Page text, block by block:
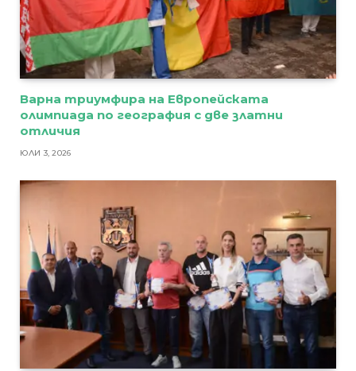
Варна триумфира на Европейската
олимпиада по география с две златни
отличия
ЮЛИ 3, 2026